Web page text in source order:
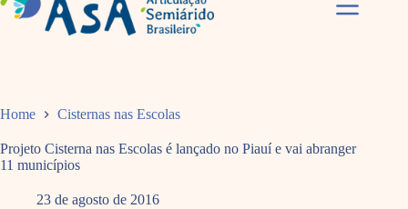
Home Cisternas nas Escolas
Projeto Cisterna nas Escolas é lançado no Piauí e vai abranger
11 municípios
23 de agosto de 2016